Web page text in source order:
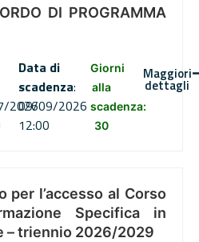
DI PROGRAMMA
2026
Data di
scadenza:
09/09/2026
12:00
Giorni
alla
scadenza:
30
Maggiori
dettagli
per l’accesso al Corso
Specifica in
– triennio 2026/2029